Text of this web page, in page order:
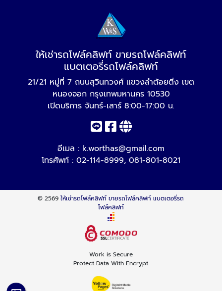
ให้เช่ารถโฟล์คลิฟท์ ขายรถโฟล์คลิฟท์
แบตเตอรี่รถโฟล์คลิฟท์
21/21 หมู่ที่ 7 ถนนสุวินทวงศ์ แขวงลำต้อยติ่ง เขต
หนองจอก กรุงเทพมหานคร 10530
เปิดบริการ จันทร์-เสาร์ 8:00-17:00 น.
อีเมล : k.worthas@gmail.com
โทรศัพท์ : 02-114-8999, 081-801-8021
© 2569ให้เช่ารถโฟล์คลิฟท์ ขายรถโฟล์คลิฟท์ แบตเตอรี่รถ
โฟล์คลิฟท์
Work is Secure
Protect Data With Encrypt